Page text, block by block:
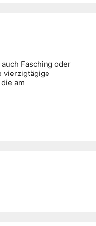
Fasching oder
vierzigtägige
am